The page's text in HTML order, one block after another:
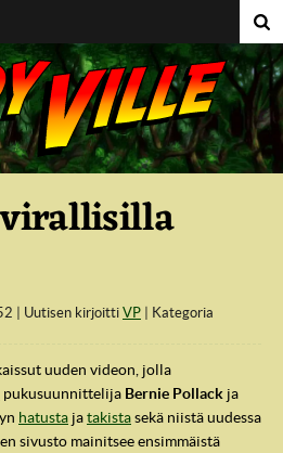
Uutisen kirjoitti VP
Kategoria
uuden videon, jolla
pukusuunnittelija Bernie Pollack ja
hatusta jatakistasekä niistä uudessa
sivusto mainitsee ensimmäistä